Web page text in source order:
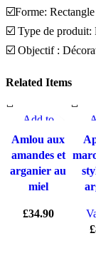
☑️Forme: Rectangle
☑️ Type de produit:
☑️ Objectif :
Related Items
Add to
compare
Quick view
Add to
wishlist
Amlou aux
amandes et
arganier au
miel
£34.90
Add
£